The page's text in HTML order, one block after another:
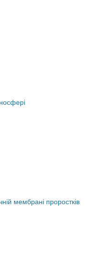
мембрані проростків